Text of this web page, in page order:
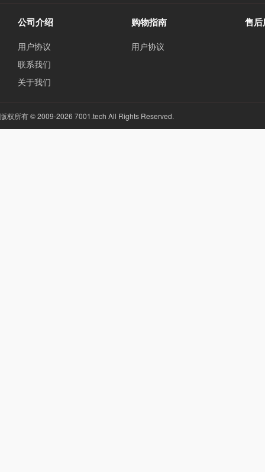
公司介绍
用户协议
联系我们
关于我们
购物指南
用户协议
售
版权所有 © 2009-2026 7001.tech All Rights Reserved.